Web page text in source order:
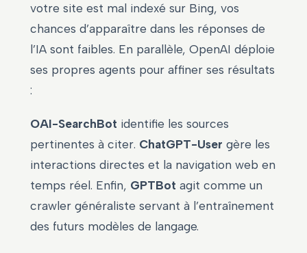
votre site est mal indexé sur Bing, vos
chances d’apparaître dans les réponses de
l’IA sont faibles. En parallèle, OpenAI déploie
ses propres agents pour affiner ses résultats
:
OAI-SearchBot identifie les sources
pertinentes à citer. ChatGPT-User gère les
interactions directes et la navigation web en
temps réel. Enfin, GPTBot agit comme un
crawler généraliste servant à l’entraînement
des futurs modèles de langage.